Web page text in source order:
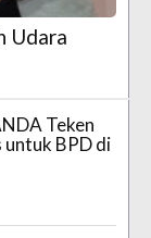
Udara
Teken
BPD di